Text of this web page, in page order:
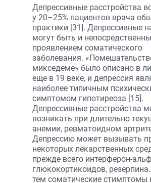
Депрессивные расстройства
у 20–25% пациентов врача
практики [31]. Депрессивные
могут быть и
проявлением соматического
заболевания.
микседеме» было описано в
еще в 19 веке, и депрессия
наиболее типичным
симптомом гипотиреоза [15].
Депрессивные расстройства
возникать при длительно
анемии, ревматоидном
Депрессию может вызывать
некоторых лекарственных
прежде всего интерферон-
глюкокортикоидов,
тем соматические стимптомы